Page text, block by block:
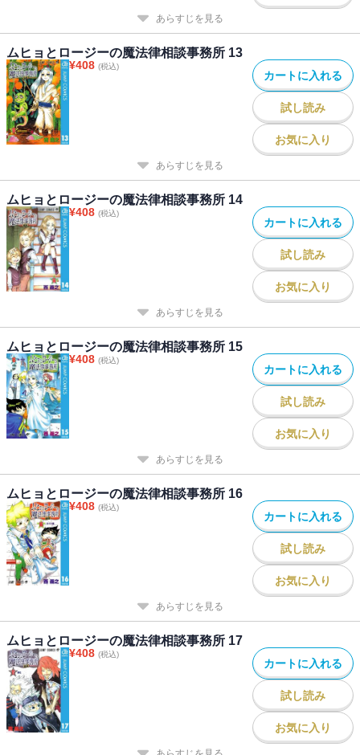
あらすじを見る
ムヒョとロージーの魔法律相談事務所 13
¥408 (税込)
カートに入れる
試し読み
お気に入り
あらすじを見る
ムヒョとロージーの魔法律相談事務所 14
¥408 (税込)
カートに入れる
試し読み
お気に入り
あらすじを見る
ムヒョとロージーの魔法律相談事務所 15
¥408 (税込)
カートに入れる
試し読み
お気に入り
あらすじを見る
ムヒョとロージーの魔法律相談事務所 16
¥408 (税込)
カートに入れる
試し読み
お気に入り
あらすじを見る
ムヒョとロージーの魔法律相談事務所 17
¥408 (税込)
カートに入れる
試し読み
お気に入り